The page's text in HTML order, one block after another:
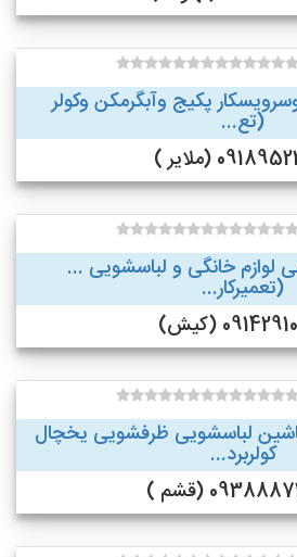
پکیج وآبگرمکن وکولر
(تع...
(ملایر )
خانگی و لباسشویی ...
(تعمیرکار...
(کیش)
لباسشویی ظرفشویی یخچال
کولربرد...
(قشم )